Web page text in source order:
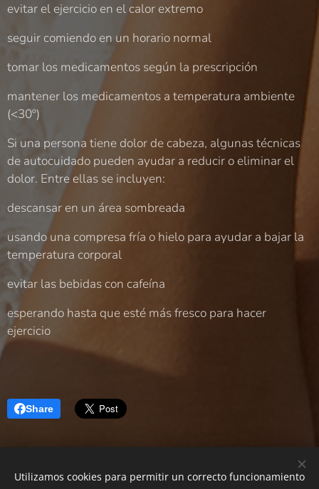
evitar el ejercicio en el calor extremo
seguir comiendo en un horario normal
tomar los medicamentos según la prescripción
mantener los medicamentos a temperatura ambiente
(<30º)
Si una persona tiene dolor de cabeza, algunas técnicas
de autocuidado pueden ayudar a reducir o eliminar el
dolor. Entre ellas se incluyen:
descansar en un área sombreada
usando una compresa fría o hielo para ayudar a bajar la
temperatura corporal
evitar las bebidas con cafeína
esperando hasta que esté más fresco para hacer
ejercicio
Share
Neurología Castellón|Developing your Brain
Utilizamos cookies para permitir un correcto funcionamiento